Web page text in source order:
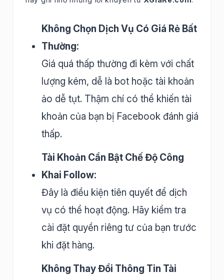
Không Chọn Dịch Vụ Có Giá Rẻ Bất
Thường:
Giá quá thấp thường đi kèm với chất
lượng kém, dễ là bot hoặc tài khoản
ảo dễ tụt. Thậm chí có thể khiến tài
khoản của bạn bị Facebook đánh giá
thấp.
Tài Khoản Cần Bật Chế Độ Công
Khai Follow:
Đây là điều kiện tiên quyết để dịch
vụ có thể hoạt động. Hãy kiểm tra
cài đặt quyền riêng tư của bạn trước
khi đặt hàng.
Không Thay Đổi Thông Tin Tài